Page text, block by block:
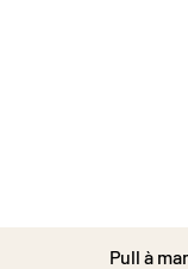
de
Pull à